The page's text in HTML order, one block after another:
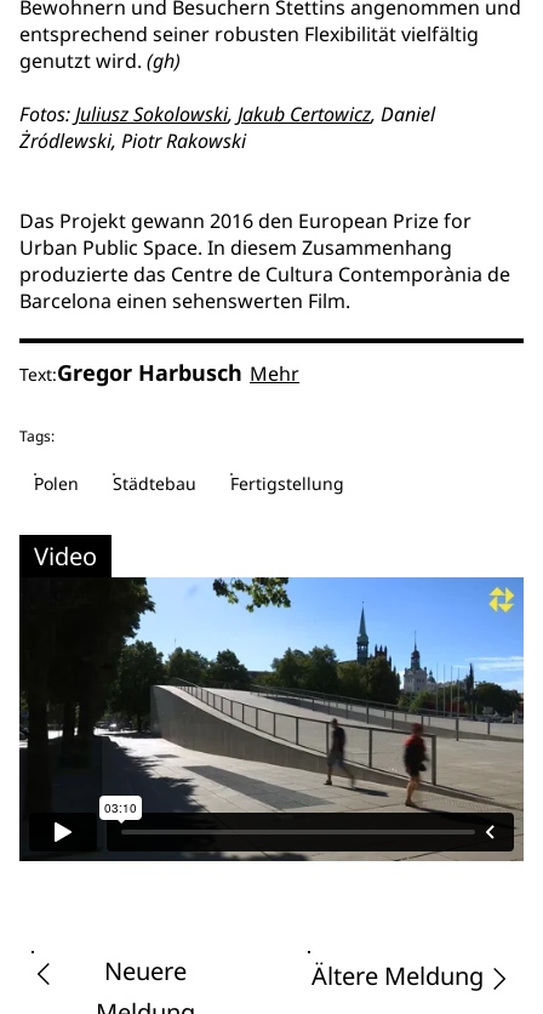
Bewohnern und Besuchern Stettins angenommen und
entsprechend seiner robusten Flexibilität vielfältig
genutzt wird. (gh)
Fotos:Juliusz Sokolowski, Jakub Certowicz, Daniel
Żródlewski, Piotr Rakowski
Das Projekt gewann 2016 den European Prize for
Urban Public Space. In diesem Zusammenhang
produzierte das Centre de Cultura Contemporània de
Barcelona einen sehenswerten Film.
Text:Gregor Harbusch Mehr
Tags:
Polen Städtebau Fertigstellung
Video
Neuere
Ältere Meldung